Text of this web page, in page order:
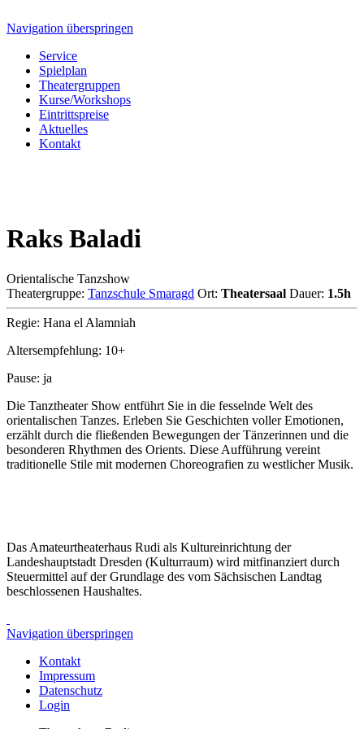
Navigation überspringen
Service
Spielplan
Theatergruppen
Kurse/Workshops
Eintrittspreise
Aktuelles
Kontakt
Raks Baladi
Orientalische Tanzshow
Theatergruppe: Tanzschule Smaragd Ort: Theatersaal Dauer: 1.5h
Regie: Hana el Alamniah
Altersempfehlung: 10+
Pause: ja
Die Tanztheater Show entführt Sie in die fesselnde Welt des
orientalischen Tanzes. Erleben Sie Geschichten voller Emotionen,
erzählt durch die fließenden Bewegungen der Tänzerinnen und die
besonderen Rhythmen des Orients. Diese Aufführung vereint
traditionelle Stile mit modernen Choreografien zu westlicher Musik.
Das Amateurtheaterhaus Rudi als Kultureinrichtung der
Landeshauptstadt Dresden (Kulturraum) wird mitfinanziert durch
Steuermittel auf der Grundlage des vom Sächsischen Landtag
beschlossenen Haushaltes.
Navigation überspringen
Kontakt
Impressum
Datenschutz
Login